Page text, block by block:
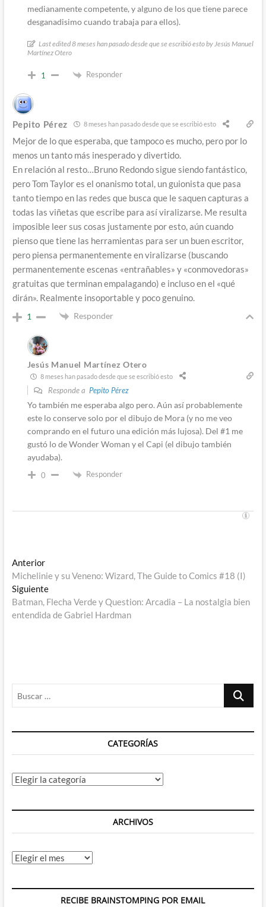
medianamente competente, y alguno de los que tiene parece
desganadisimo cuando trabaja para ellos).
Last edited 8 meses han pasado desde que se escribió esto by Jesús Manuel
Martínez Otero
1 Responder
Pepito Pérez 8 meses han pasado desde que se escribió esto
Mejor de lo que esperaba, que tampoco es mucho, pero por lo
menos un tanto más inesperado y divertido.
En relación al resto…Bruno Redondo sigue siendo fantástico,
pero Tom Taylor es el onanismo total, un guionista que pasa
tanto tiempo en las redes que busca que le saquen capturas a
todas las viñetas que escribe para así viralizarse. Me resulta
imposible leer sus cosas justamente por esto, aún cuando
pienso que tiene las herramientas para ser un buen escritor,
pero piensa permanentemente en viralizarse (buscando
permanentemente escenas «entrañables» y «conmovedoras»
gratuitas que terminan empalagando) e incluso en el «qué
dirán». Realmente insoportable y poco genuino.
1 Responder
Jesús Manuel Martínez Otero
8 meses han pasado desde que se escribió esto
Responde a Pepito Pérez
Yo también me esperaba algo pero. Aún así probablemente
este lo conserve solo por el dibujo de Mora (y no me veo
comprando en el futuro una edición más lujosa). Del #1 me
gustó lo de Wonder Woman y el Capi (el dibujo también
ayudaba).
0 Responder
Navegación
de
entradas
AnteriorEntrada
anterior:
Michelinie y su Veneno: Wizard, The Guide to Comics #18 (I)
SiguienteEntrada
siguiente:
Batman, Flecha Verde y Question: Arcadia – La nostalgia bien
entendida de Gabriel Hardman
Buscar
CATEGORÍAS
Categorías
ARCHIVOS
Archivos
RECIBE BRAINSTOMPING POR EMAIL